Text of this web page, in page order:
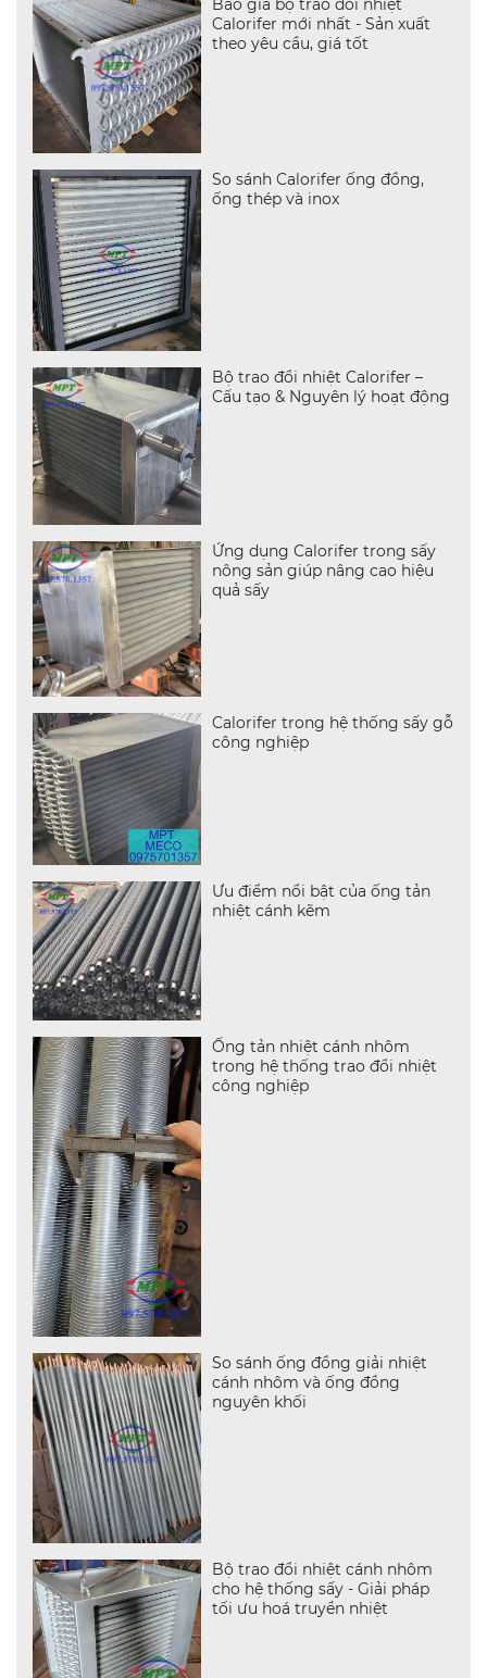
Báo giá bộ trao đổi nhiệt
Calorifer mới nhất - Sản xuất
theo yêu cầu, giá tốt
So sánh Calorifer ống đồng,
ống thép và inox
Bộ trao đổi nhiệt Calorifer –
Cấu tạo & Nguyên lý hoạt động
Ứng dụng Calorifer trong sấy
nông sản giúp nâng cao hiệu
quả sấy
Calorifer trong hệ thống sấy gỗ
công nghiệp
Ưu điểm nổi bật của ống tản
nhiệt cánh kẽm
Ống tản nhiệt cánh nhôm
trong hệ thống trao đổi nhiệt
công nghiệp
So sánh ống đồng giải nhiệt
cánh nhôm và ống đồng
nguyên khối
Bộ trao đổi nhiệt cánh nhôm
cho hệ thống sấy - Giải pháp
tối ưu hoá truyền nhiệt